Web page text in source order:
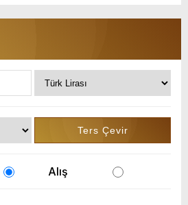
Alış